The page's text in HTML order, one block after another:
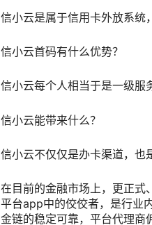
信小云是属于信用卡外放系统
信小云首码有什么优势？
信小云每个人相当于是一级服
信小云能带来什么？
信小云不仅仅是办卡渠道，也
在目前的金融市场上，更正式
平台app中的佼佼者，是行业
金链的稳定可靠，平台代理商